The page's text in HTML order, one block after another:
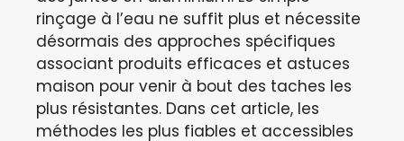
rinçage à l’eau ne suffit plus et nécessite
désormais des approches spécifiques
associant produits efficaces et astuces
maison pour venir à bout des taches les
plus résistantes. Dans cet article, les
méthodes les plus fiables et accessibles